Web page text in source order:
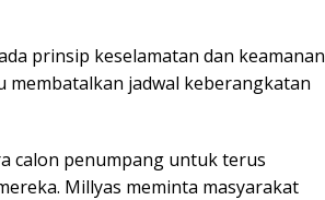
prinsip keselamatan dan keamanan
jadwal keberangkatan
calon penumpang untuk terus
Millyas meminta masyarakat